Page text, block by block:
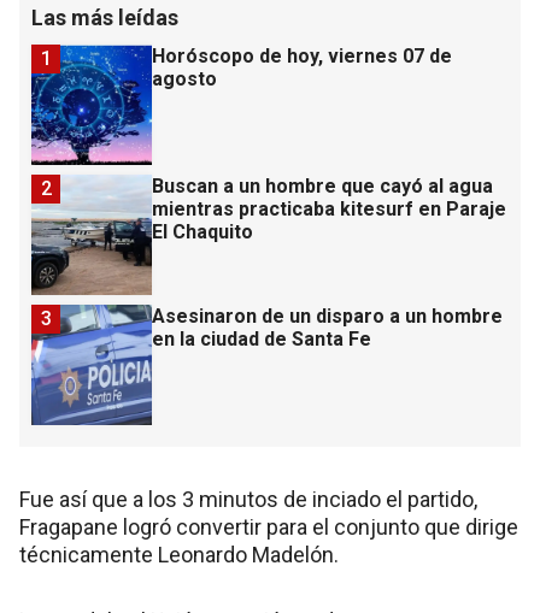
Las más leídas
Horóscopo de hoy, viernes 07 de
agosto
1
Buscan a un hombre que cayó al agua
mientras practicaba kitesurf en Paraje
El Chaquito
2
Asesinaron de un disparo a un hombre
en la ciudad de Santa Fe
3
Fue así que a los 3 minutos de inciado el partido,
Fragapane logró convertir para el conjunto que dirige
técnicamente Leonardo Madelón.